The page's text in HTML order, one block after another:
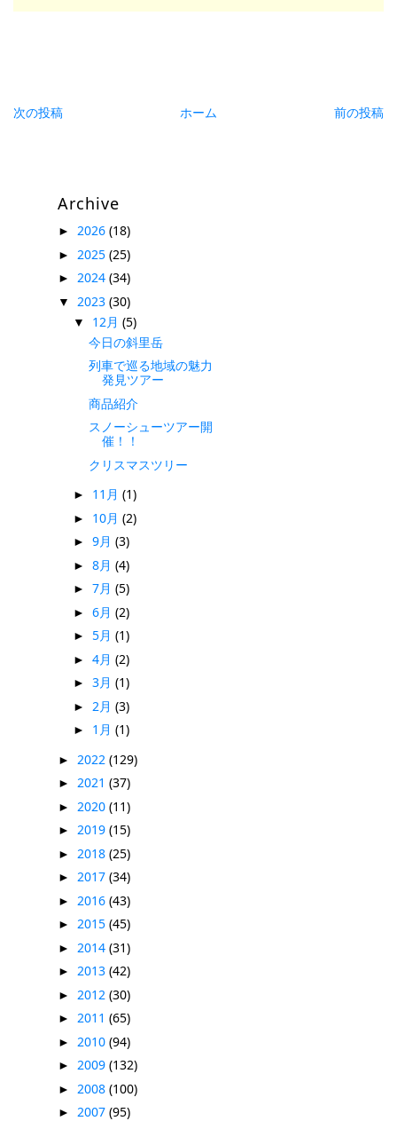
次の投稿 前の投稿
ホーム
Archive
► 2026 (18)
► 2025 (25)
► 2024 (34)
▼ 2023 (30)
▼ 12月 (5)
今日の斜里岳
列車で巡る地域の魅力
発見ツアー
商品紹介
スノーシューツアー開
催！！
クリスマスツリー
► 11月 (1)
► 10月 (2)
► 9月 (3)
► 8月 (4)
► 7月 (5)
► 6月 (2)
► 5月 (1)
► 4月 (2)
► 3月 (1)
► 2月 (3)
► 1月 (1)
► 2022 (129)
► 2021 (37)
► 2020 (11)
► 2019 (15)
► 2018 (25)
► 2017 (34)
► 2016 (43)
► 2015 (45)
► 2014 (31)
► 2013 (42)
► 2012 (30)
► 2011 (65)
► 2010 (94)
► 2009 (132)
► 2008 (100)
► 2007 (95)